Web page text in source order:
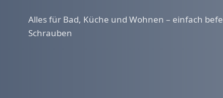
Alles für Bad, Küche und Wohnen – einfach
Schrauben